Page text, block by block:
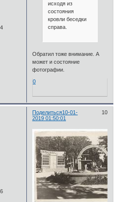
исходя из
состояния
кровли беседки
справа.
Обратил тоже внимание. А
может и состояние
фотографии.
0
Поделиться 10
10-01-
2019 01:50:01